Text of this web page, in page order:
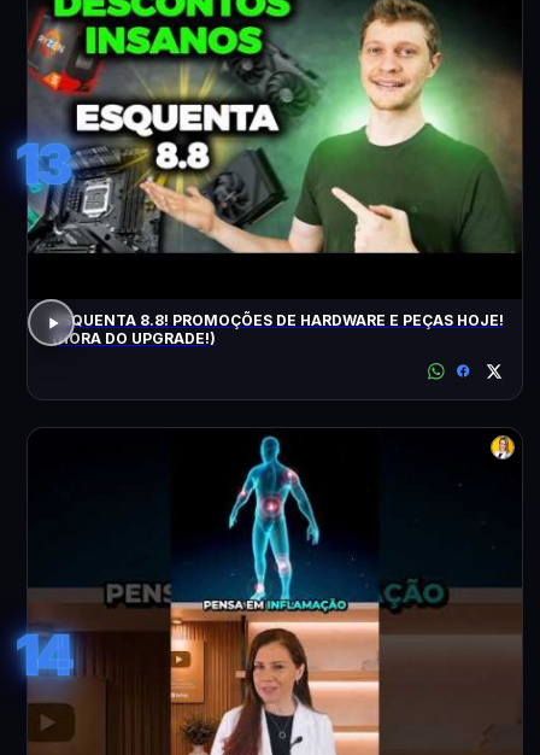
13
ESQUENTA 8.8! PROMOÇÕES DE HARDWARE E PEÇAS HOJE!
(HORA DO UPGRADE!)
14